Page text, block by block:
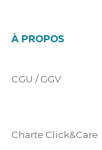
À PROPOS
CGU / GGV
Charte Click&Care